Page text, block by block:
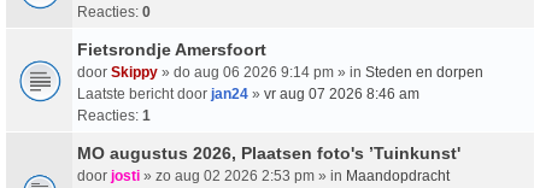
Reacties: 0
Fietsrondje Amersfoort
door Skippy » do aug 06 2026 9:14 pm » in Steden en dorpen
Laatste bericht door jan24 » vr aug 07 2026 8:46 am
Reacties: 1
MO augustus 2026, Plaatsen foto's ’Tuinkunst'
door josti » zo aug 02 2026 2:53 pm » in Maandopdracht